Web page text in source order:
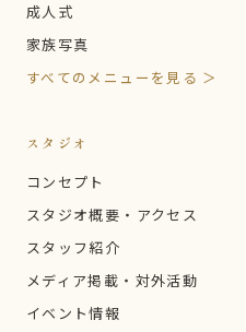
成人式
家族写真
すべてのメニューを見る ＞
スタジオ
コンセプト
スタジオ概要・アクセス
スタッフ紹介
メディア掲載・対外活動
イベント情報